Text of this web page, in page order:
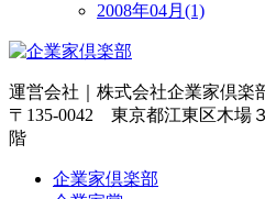
2008年04月(1)
運営会社｜ 株式会社企業家倶楽
〒135-0042 東京都江東区木場
階
企業家倶楽部